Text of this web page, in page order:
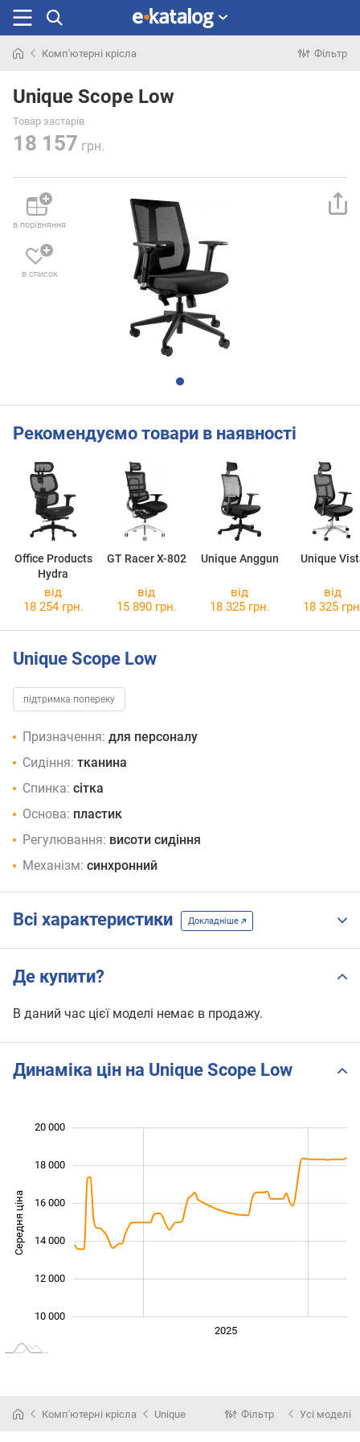
раніше
Комп'ютерні крісла Фільтр
Unique Scope Low
Товар застарів
18 157 грн.
в порівняння
в список
Рекомендуємо товари в наявності
Office Products
Hydra
GT Racer X-802 Unique Anggun Unique
від
18 254 грн.
від
15 890 грн.
від
18 325 грн.
від
18 325
Unique Scope Low
підтримка попереку
Призначення: для персоналу
Сидіння: тканина
Спинка: сітка
Основа: пластик
Регулювання: висоти сидіння
Механізм: синхронний
Всі характеристики Докладніше
Де купити?
В даний час цієї моделі немає в продажу.
Динаміка цін на Unique Scope Low
Середня ціна
10 000
12 000
14 000
16 000
20 000
18 000
2025
Комп'ютерні крісла Unique Фільтр Усі моделі